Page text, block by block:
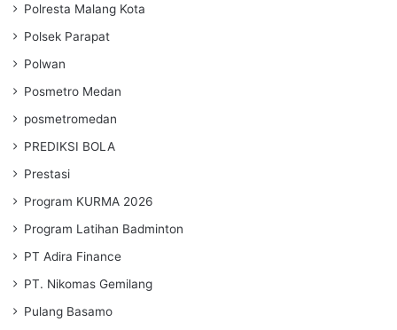
Polresta Malang Kota
Polsek Parapat
Polwan
Posmetro Medan
posmetromedan
PREDIKSI BOLA
Prestasi
Program KURMA 2026
Program Latihan Badminton
PT Adira Finance
PT. Nikomas Gemilang
Pulang Basamo